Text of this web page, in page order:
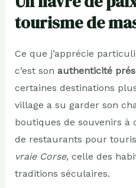
tourisme de
Ce que j’apprécie
c’est son authenticité
certaines destinations
village a su garder son
boutiques de souvenirs à
de restaurants pour
vraie Corse, celle des
traditions séculaires.